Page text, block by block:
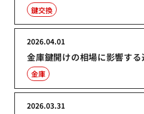
鍵交換
金庫鍵開けの相場に影響す
2026.04.01
金庫
2026.03.31